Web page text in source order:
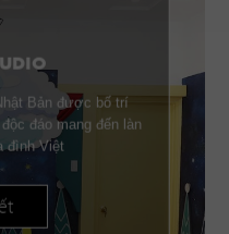
Bản được bố trí
đáo mang đến làn
đình Việt